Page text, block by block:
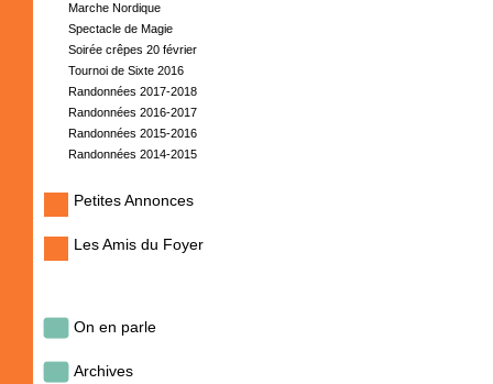
Marche Nordique
Spectacle de Magie
Soirée crêpes 20 février
Tournoi de Sixte 2016
Randonnées 2017-2018
Randonnées 2016-2017
Randonnées 2015-2016
Randonnées 2014-2015
Petites Annonces
Les Amis du Foyer
On en parle
Archives